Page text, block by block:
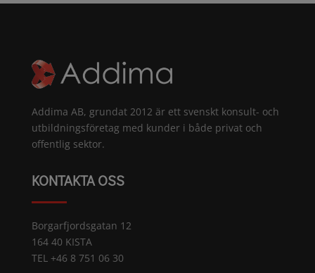
Addima AB, grundat 2012 är ett svenskt konsult- och
utbildningsföretag med kunder i både privat och
offentlig sektor.
KONTAKTA OSS
Borgarfjordsgatan 12
164 40 KISTA
TEL +46 8 751 06 30